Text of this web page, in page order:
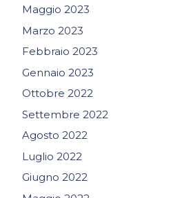
Maggio 2023
Marzo 2023
Febbraio 2023
Gennaio 2023
Ottobre 2022
Settembre 2022
Agosto 2022
Luglio 2022
Giugno 2022